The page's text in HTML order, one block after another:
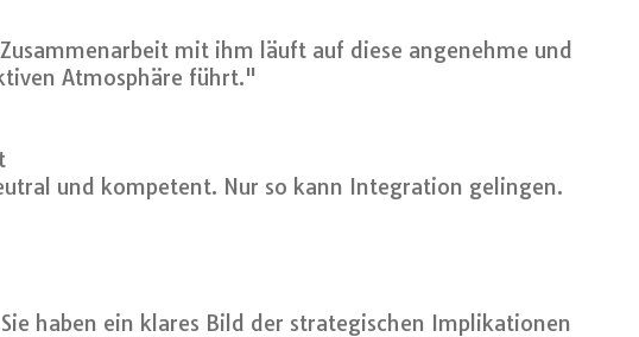
mit ihm läuft auf diese angenehme und
Atmosphäre führt."
und kompetent. Nur so kann Integration gelingen.
haben ein klares Bild der strategischen Implikationen